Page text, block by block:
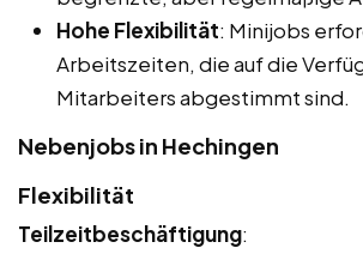
Hohe Flexibilität: Minijobs
Arbeitszeiten, die auf die
Mitarbeiters abgestimmt sind.
Nebenjobs in Hechingen
Flexibilität
Teilzeitbeschäftigung: